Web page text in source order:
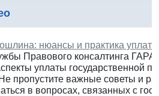
нюансы и практика
Правового консалтинга
уплаты государственной
пропустите важные советы и
в вопросах, связанных с